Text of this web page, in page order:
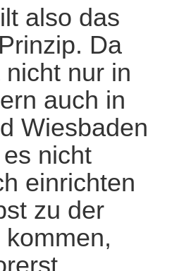
also das
Da
nur in
auch in
Wiesbaden
nicht
einrichten
zu der